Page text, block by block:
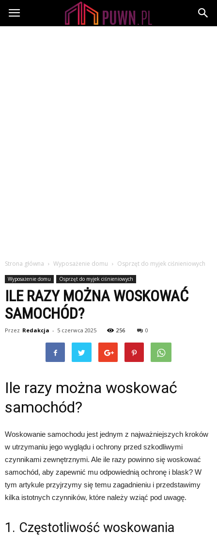
PUWN.pl
Strona główna Wyposażenie domu Osprzęt do myjek ciśnieniowych
Wyposażenie domu Osprzęt do myjek ciśnieniowych
ILE RAZY MOŻNA WOSKOWAĆ
SAMOCHÓD?
Przez Redakcja - 5 czerwca 2025 256 0
Ile razy można woskować
samochód?
Woskowanie samochodu jest jednym z najważniejszych kroków
w utrzymaniu jego wyglądu i ochrony przed szkodliwymi
czynnikami zewnętrznymi. Ale ile razy powinno się woskować
samochód, aby zapewnić mu odpowiednią ochronę i blask? W
tym artykule przyjrzymy się temu zagadnieniu i przedstawimy
kilka istotnych czynników, które należy wziąć pod uwagę.
1. Częstotliwość woskowania